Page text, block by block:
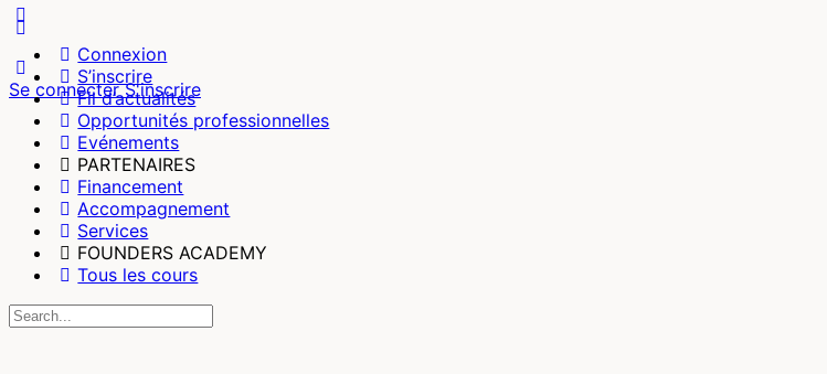
options
Se connecterS'inscrire
Connexion
S’inscrire
Fil d’actualités
Opportunités professionnelles
Evénements
PARTENAIRES
Financement
Accompagnement
Services
FOUNDERS ACADEMY
Tous les cours
Recherche